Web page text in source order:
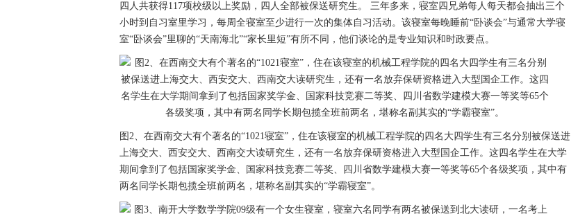
四人共获得117项校级以上奖励，四人全部被保送研究生。 三年多来，寝室四兄弟每人每天都会抽出三个
小时到自习室里学习，每周全寝室至少进行一次的集体自习活动。该寝室每晚睡前“卧谈会”与通常大学寝
室“卧谈会”里聊的“天南海北”“家长里短”有所不同，他们谈论的是专业知识和时政要点。
图2、在西南交大有个著名的“1021寝室”，住在该寝室的机械工程学院的四名大四学生有三名分别被保送进
上海交大、西安交大、西南交大读研究生，还有一名放弃保研资格进入大型国企工作。这四名学生在大学
期间拿到了包括国家奖学金、国家科技竞赛二等奖、四川省数学建模大赛一等奖等65个各级奖项，其中有
两名同学长期包揽全班前两名，堪称名副其实的“学霸寝室”。